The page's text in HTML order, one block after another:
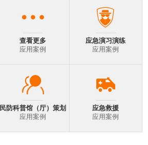
查看更多
应用案例
应急演习演练
应用案例
民防科普馆（厅）策划
应用案例
应急救援
应用案例